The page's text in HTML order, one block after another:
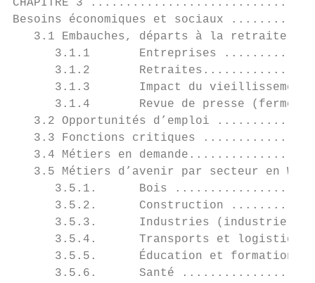
CHAPITRE 3
Besoins économiques et
3.1 Embauches, départs à la retraite,
3.1.1       Entreprises
3.1.2
3.1.3       Impact du
3.1.4       Revue de presse
3.2 Opportunités d’emploi
3.3 Fonctions critiques
3.4 Métiers en
3.5 Métiers d’avenir par secteur en
3.5.1.      Bois
3.5.2.      Construction
3.5.3.      Industries (industrie
3.5.4.      Transports et
3.5.5.      Éducation et formation
3.5.6.      Santé